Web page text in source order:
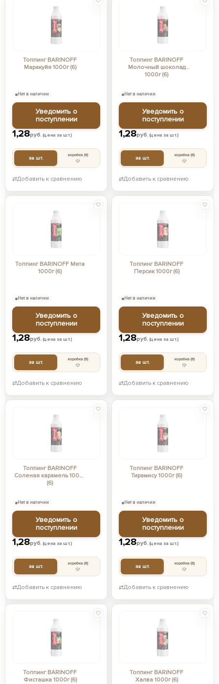
Топпинг BARINOFF
Маракуйя 1000г (6)
1,28руб.(цена за шт.)
за шт. коробка(6)
Нет в наличии
Уведомить о
поступлении
⇄Добавить к сравнению
Топпинг BARINOFF
Молочный шоколад
1000г (6)
1,28руб.(цена за шт.)
за шт. коробка(6)
Нет в наличии
Уведомить о
поступлении
⇄Добавить к сравнению
Топпинг BARINOFF Мята
1000г (6)
1,28руб.(цена за шт.)
за шт. коробка(6)
Нет в наличии
Уведомить о
поступлении
⇄Добавить к сравнению
Топпинг BARINOFF
Персик 1000г (6)
1,28руб.(цена за шт.)
за шт. коробка(6)
Нет в наличии
Уведомить о
поступлении
⇄Добавить к сравнению
Топпинг BARINOFF
Соленая карамель 1000г
(6)
1,28руб.(цена за шт.)
за шт. коробка(6)
Нет в наличии
Уведомить о
поступлении
⇄Добавить к сравнению
Топпинг BARINOFF
Тирамису 1000г (6)
1,28руб.(цена за шт.)
за шт. коробка(6)
Нет в наличии
Уведомить о
поступлении
⇄Добавить к сравнению
Топпинг BARINOFF
Фисташка 1000г (6)
Топпинг BARINOFF
Халва 1000г (6)